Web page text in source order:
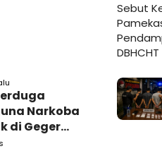
Narkoba
di Geger
Polisi